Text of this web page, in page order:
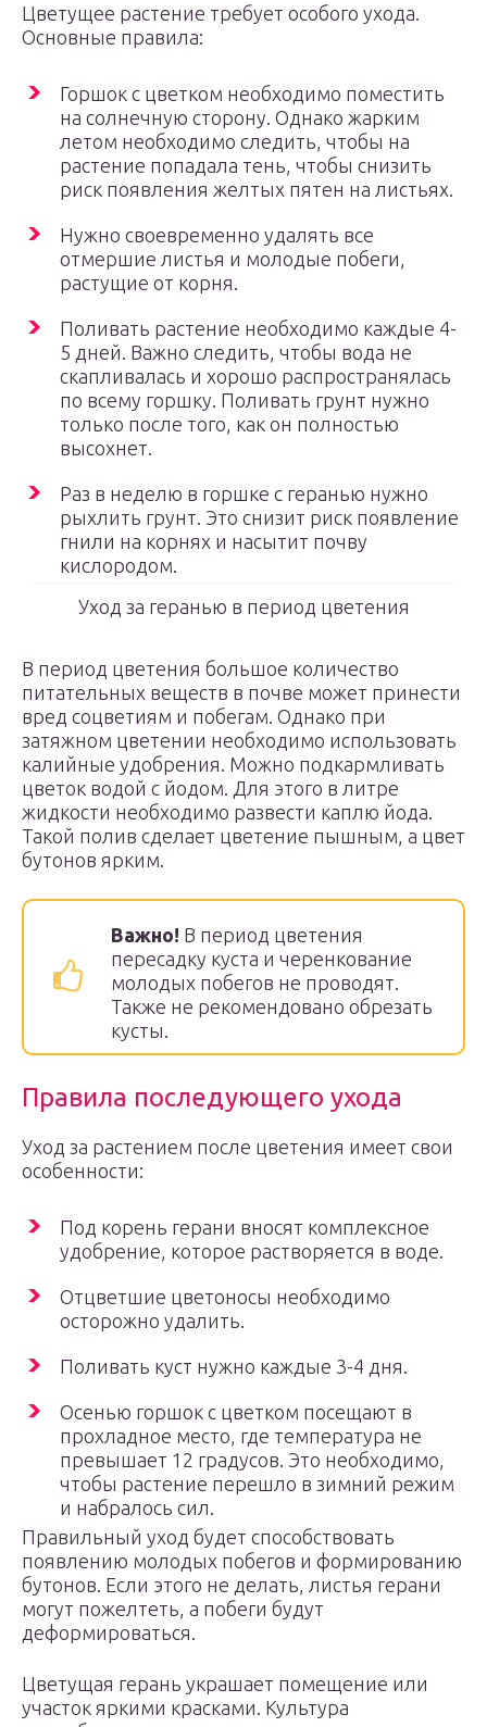
Цветущее растение требует особого ухода.
Основные правила:
Горшок с цветком необходимо поместить
на солнечную сторону. Однако жарким
летом необходимо следить, чтобы на
растение попадала тень, чтобы снизить
риск появления желтых пятен на листьях.
Нужно своевременно удалять все
отмершие листья и молодые побеги,
растущие от корня.
Поливать растение необходимо каждые 4-
5 дней. Важно следить, чтобы вода не
скапливалась и хорошо распространялась
по всему горшку. Поливать грунт нужно
только после того, как он полностью
высохнет.
Раз в неделю в горшке с геранью нужно
рыхлить грунт. Это снизит риск появление
гнили на корнях и насытит почву
кислородом.
Уход за геранью в период цветения
В период цветения большое количество
питательных веществ в почве может принести
вред соцветиям и побегам. Однако при
затяжном цветении необходимо использовать
калийные удобрения. Можно подкармливать
цветок водой с йодом. Для этого в литре
жидкости необходимо развести каплю йода.
Такой полив сделает цветение пышным, а цвет
бутонов ярким.
Важно! В период цветения
пересадку куста и черенкование
молодых побегов не проводят.
Также не рекомендовано обрезать
кусты.
Правила последующего ухода
Уход за растением после цветения имеет свои
особенности:
Под корень герани вносят комплексное
удобрение, которое растворяется в воде.
Отцветшие цветоносы необходимо
осторожно удалить.
Поливать куст нужно каждые 3-4 дня.
Осенью горшок с цветком посещают в
прохладное место, где температура не
превышает 12 градусов. Это необходимо,
чтобы растение перешло в зимний режим
и набралось сил.
Правильный уход будет способствовать
появлению молодых побегов и формированию
бутонов. Если этого не делать, листья герани
могут пожелтеть, а побеги будут
деформироваться.
Цветущая герань украшает помещение или
участок яркими красками. Культура